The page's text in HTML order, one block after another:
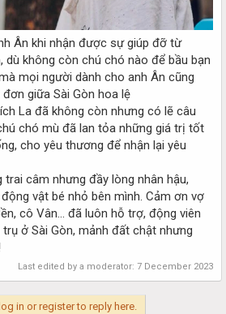
Ân khi nhận được sự giúp đỡ từ
dù không còn chú chó nào để bầu bạn
mọi người dành cho anh Ân cũng
giữa Sài Gòn hoa lệ
La đã không còn nhưng có lẽ câu
chó mù đã lan tỏa những giá trị tốt
cho yêu thương để nhận lại yêu
câm nhưng đầy lòng nhân hậu,
vật bé nhỏ bên mình. Cảm ơn vợ
cô Vân… đã luôn hỗ trợ, động viên
ở Sài Gòn, mảnh đất chật nhưng
Last edited by a moderator: 7 December 2023
in or register to reply here.